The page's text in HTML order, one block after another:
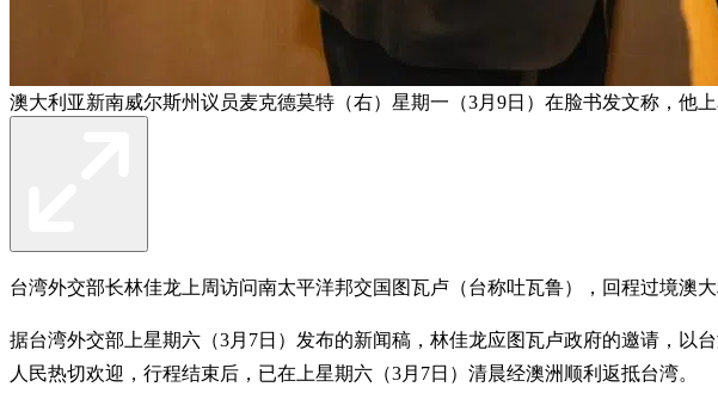
澳大利亚新南威尔斯州议员麦克德莫特（右）星期一（3月9日）在脸书发文称，他
台湾外交部长林佳龙上周访问南太平洋邦交国图瓦卢（台称吐瓦鲁），回程过境澳
据台湾外交部上星期六（3月7日）发布的新闻稿，林佳龙应图瓦卢政府的邀请，以
人民热切欢迎，行程结束后，已在上星期六（3月7日）清晨经澳洲顺利返抵台湾。